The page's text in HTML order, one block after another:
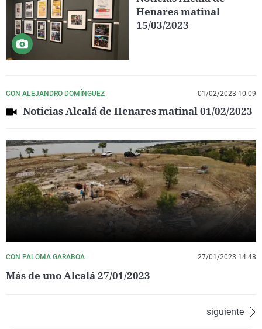
Henares matinal
15/03/2023
CON ALEJANDRO DOMÍNGUEZ 01/02/2023 10:09
Noticias Alcalá de Henares matinal 01/02/2023
CON PALOMA GARABOA 27/01/2023 14:48
Más de uno Alcalá 27/01/2023
siguiente